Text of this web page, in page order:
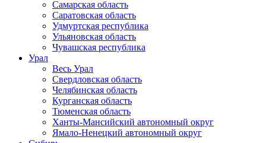
Самарская область
Саратовская область
Удмуртская республика
Ульяновская область
Чувашская республика
Урал
Весь Урал
Свердловская область
Челябинская область
Курганская область
Тюменская область
Ханты-Мансийский автономный округ
Ямало-Ненецкий автономный округ